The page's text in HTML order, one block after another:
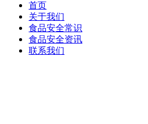
首页
关于我们
食品安全常识
食品安全资讯
联系我们